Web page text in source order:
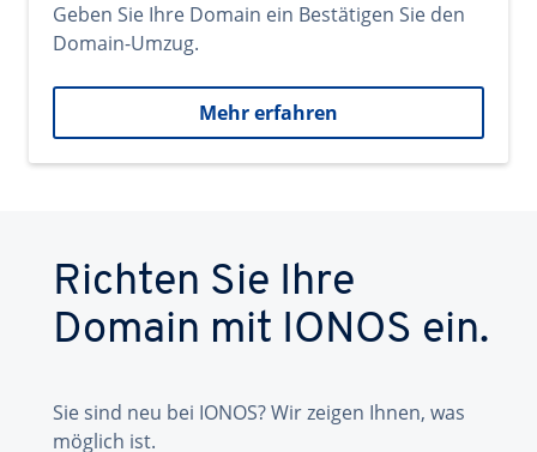
Geben Sie Ihre Domain ein Bestätigen Sie den
Domain-Umzug.
Mehr erfahren
Richten Sie Ihre
Domain mit IONOS ein.
Sie sind neu bei IONOS? Wir zeigen Ihnen, was
möglich ist.